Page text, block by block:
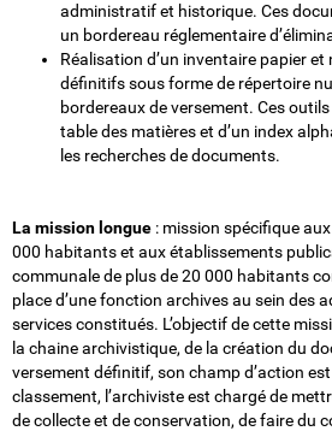
administratif et historique. Ces
un bordereau réglementaire
Réalisation d’un inventaire papier
définitifs sous forme de répertoire
bordereaux de versement. Ces
table des matières et d’un index
les recherches de documents.
La mission longue : mission spécifique
000 habitants et aux établissements
communale de plus de 20 000 habitants
place d’une fonction archives au sein des
services constitués. L’objectif de cette
la chaine archivistique, de la création du
versement définitif, son champ d’action
classement, l’archiviste est chargé de
de collecte et de conservation, de faire du